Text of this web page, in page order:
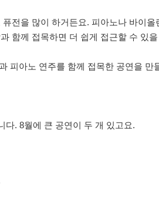
전을 많이 하거든요. 피아노나 바이올
함께 접목하면 더 쉽게 접근할 수 있을
피아노 연주를 함께 접목한 공연을 만
다. 8월에 큰 공연이 두 개 있고요.